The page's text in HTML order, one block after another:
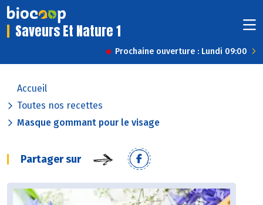
Saveurs Et Nature 1
Prochaine ouverture : Lundi 09:00
Accueil
Toutes nos recettes
Masque gommant pour le visage
Partager sur